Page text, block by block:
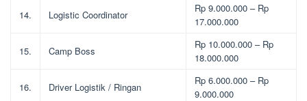
14. Logistic Coordinator
Rp 9.000.000 – Rp
17.000.000
15. Camp Boss
Rp 10.000.000 – Rp
18.000.000
16. Driver Logistik / Ringan
Rp 6.000.000 – Rp
9.000.000